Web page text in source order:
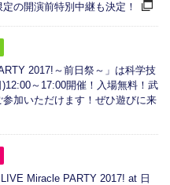
の開演前特別中継も決定！
2017!～前日祭～」は科学技
～17:00開催！入場無料！武
加いただけます！ぜひ遊びに来
Miracle PARTY 2017! at 日